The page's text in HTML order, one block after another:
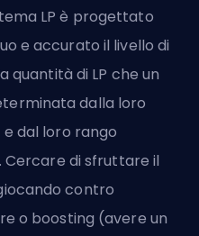
LP è progettato
e accurato il livello di
quantità di LP che un
dalla loro
dal loro rango
Cercare di sfruttare il
contro
o boosting (avere un